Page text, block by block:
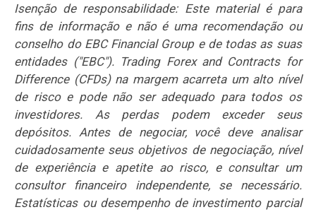
Isenção de responsabilidade: Este material é para
fins de informação e não é uma recomendação ou
conselho do EBC Financial Group e de todas as suas
entidades ("EBC"). Trading Forex and Contracts for
Difference (CFDs) na margem acarreta um alto nível
de risco e pode não ser adequado para todos os
investidores. As perdas podem exceder seus
depósitos. Antes de negociar, você deve analisar
cuidadosamente seus objetivos de negociação, nível
de experiência e apetite ao risco, e consultar um
consultor financeiro independente, se necessário.
Estatísticas ou desempenho de investimento parcial